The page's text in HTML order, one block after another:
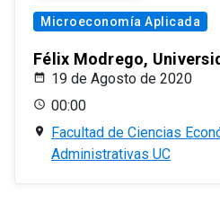
Microeconomía Aplicada
Félix Modrego,
19 de Agosto de 2020
00:00
Facultad de Ciencias
Administrativas UC